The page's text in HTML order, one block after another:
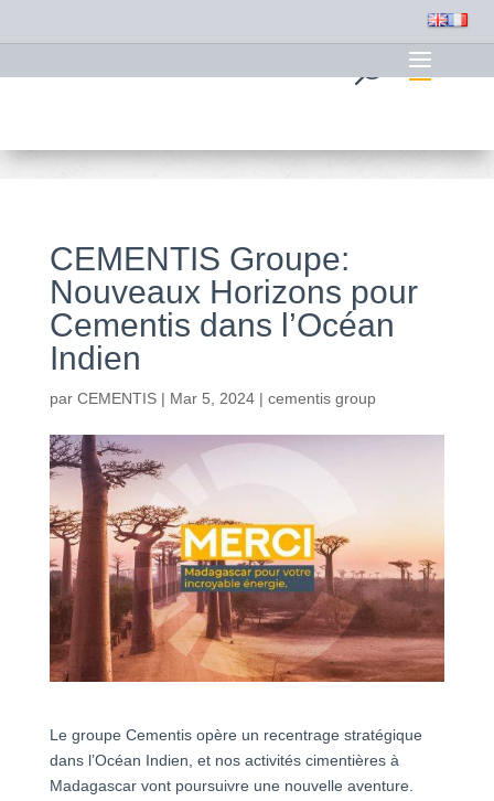
CEMENTIS Groupe:
Nouveaux Horizons pour
Cementis dans l’Océan
Indien
par CEMENTIS| Mar 5, 2024| cementis group
Le groupe Cementis opère un recentrage stratégique
dans l’Océan Indien, et nos activités cimentières à
Madagascar vont poursuivre une nouvelle aventure.